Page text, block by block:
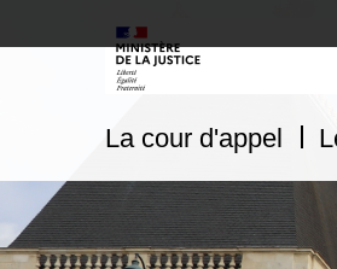
La cour d'appel